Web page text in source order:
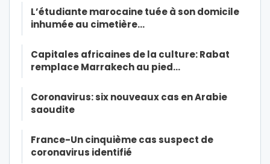
L’étudiante marocaine tuée à son domicile
inhumée au cimetière…
Capitales africaines de la culture: Rabat
remplace Marrakech au pied…
Coronavirus: six nouveaux cas en Arabie
saoudite
France-Un cinquième cas suspect de
coronavirus identifié